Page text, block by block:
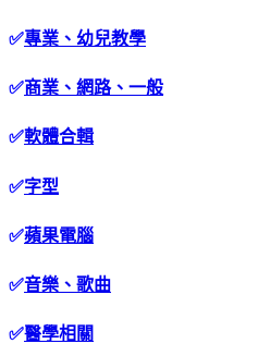
✅專業、幼兒教學
✅商業、網路、一般
✅軟體合輯
✅字型
✅蘋果電腦
✅音樂、歌曲
✅醫學相關